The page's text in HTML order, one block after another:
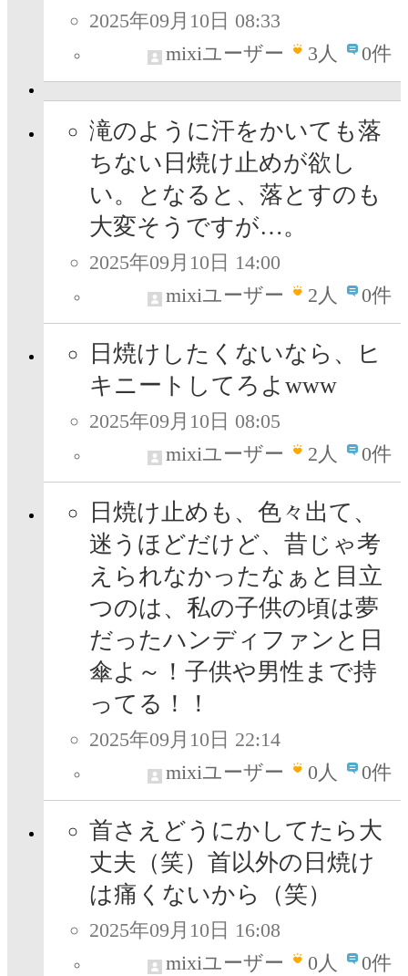
2025年09月10日 08:33
mixiユーザー
3人 0件
滝のように汗をかいても落
ちない日焼け止めが欲し
い。となると、落とすのも
大変そうですが…。
2025年09月10日 14:00
mixiユーザー
2人 0件
日焼けしたくないなら、ヒ
キニートしてろよwww
2025年09月10日 08:05
mixiユーザー
2人 0件
日焼け止めも、色々出て、
迷うほどだけど、昔じゃ考
えられなかったなぁと目立
つのは、私の子供の頃は夢
だったハンディファンと日
傘よ～！子供や男性まで持
ってる！！
2025年09月10日 22:14
mixiユーザー
0人 0件
首さえどうにかしてたら大
丈夫（笑）首以外の日焼け
は痛くないから（笑）
2025年09月10日 16:08
mixiユーザー
0人 0件